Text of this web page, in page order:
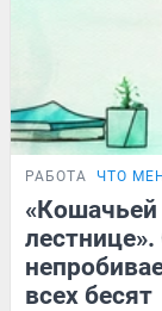
РАБОТА ЧТО
всех бесят